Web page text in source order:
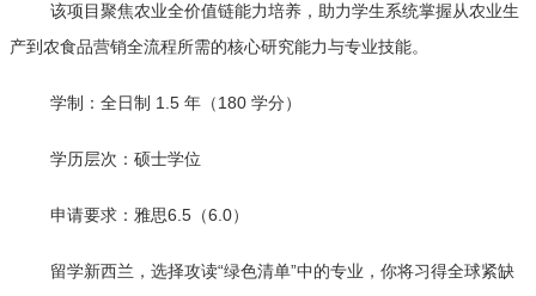
该项目聚焦农业全价值链能力培养，助力学生系统掌握从农业生
产到农食品营销全流程所需的核心研究能力与专业技能。
学制：全日制 1.5 年（180 学分）
学历层次：硕士学位
申请要求：雅思6.5（6.0）
留学新西兰，选择攻读“绿色清单”中的专业，你将习得全球紧缺